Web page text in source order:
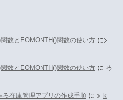
数とEOMONTH()関数の使い方に
数とEOMONTH()関数の使い方に ろ
る在庫管理アプリの作成手順 に
k